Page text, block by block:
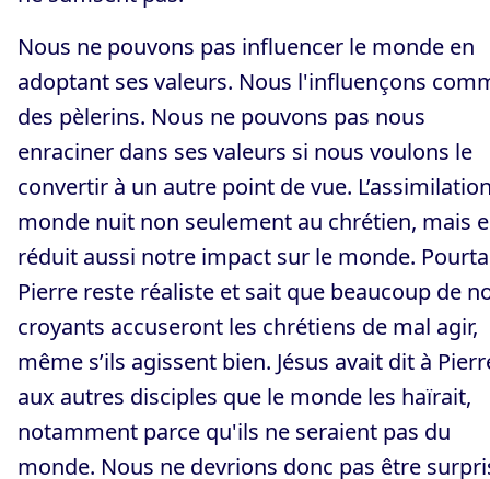
Nous ne pouvons pas influencer le monde en
adoptant ses valeurs. Nous l'influençons
des pèlerins. Nous ne pouvons pas nous
enraciner dans ses valeurs si nous voulons le
convertir à un autre point de vue.
monde nuit non seulement au chrétien, mais
réduit aussi notre impact sur le monde.
Pierre reste réaliste et sait que beaucoup de
croyants accuseront les chrétiens de mal agir,
même s’ils agissent bien. Jésus avait dit à
aux autres disciples que le monde les haïrait,
notamment parce qu'ils ne seraient pas du
monde. Nous ne devrions donc pas être